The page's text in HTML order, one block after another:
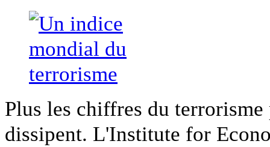
Plus les chiffres du
dissipent. L'Institute for